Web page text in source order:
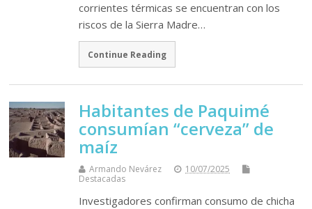
corrientes térmicas se encuentran con los
riscos de la Sierra Madre…
Continue Reading
Habitantes de Paquimé
consumían “cerveza” de
maíz
Armando Nevárez
10/07/2025
Destacadas
Investigadores confirman consumo de chicha